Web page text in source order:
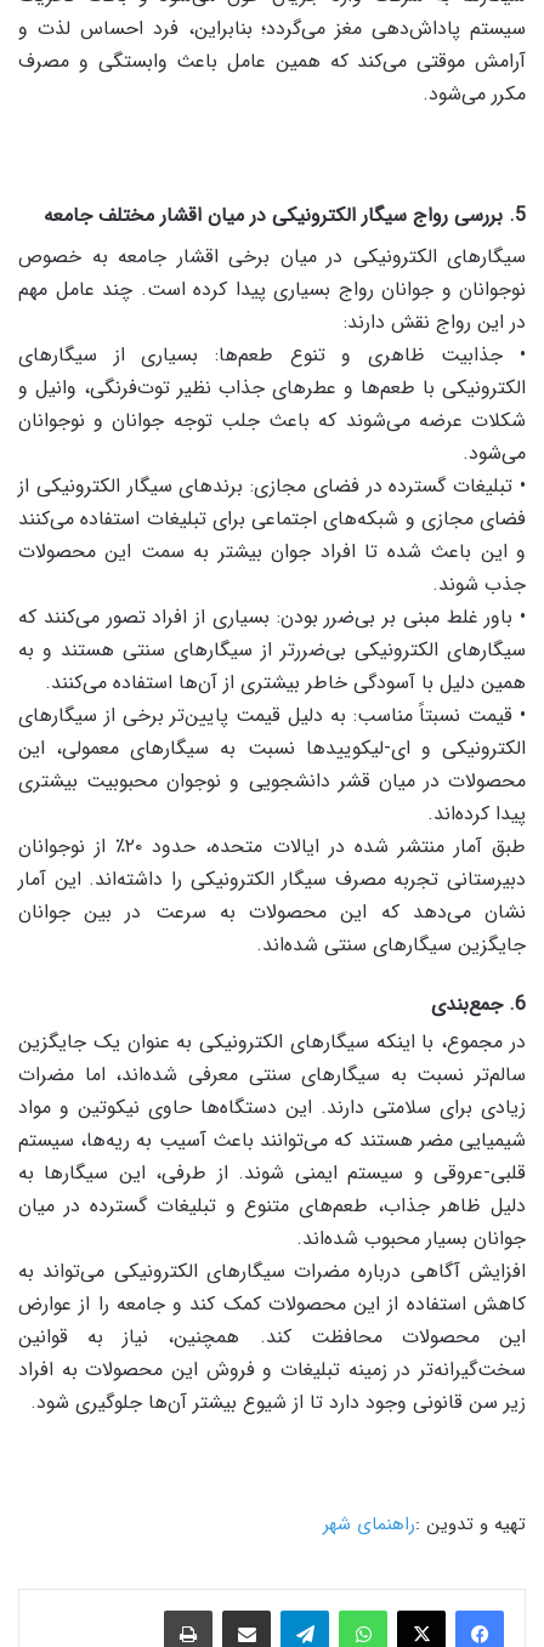
سیستم پاداش‌دهی مغز می‌گردد؛ بنابراین، فرد احساس لذت و
آرامش موقتی می‌کند که همین عامل باعث وابستگی و مصرف
مکرر می‌شود.
5. بررسی رواج سیگار الکترونیکی در میان اقشار مختلف جامعه
سیگارهای الکترونیکی در میان برخی اقشار جامعه به خصوص
نوجوانان و جوانان رواج بسیاری پیدا کرده است. چند عامل مهم
در این رواج نقش دارند:
• جذابیت ظاهری و تنوع طعم‌ها: بسیاری از سیگارهای
الکترونیکی با طعم‌ها و عطرهای جذاب نظیر توت‌فرنگی، وانیل و
شکلات عرضه می‌شوند که باعث جلب توجه جوانان و نوجوانان
می‌شود.
• تبلیغات گسترده در فضای مجازی: برندهای سیگار الکترونیکی از
فضای مجازی و شبکه‌های اجتماعی برای تبلیغات استفاده می‌کنند
و این باعث شده تا افراد جوان بیشتر به سمت این محصولات
جذب شوند.
• باور غلط مبنی بر بی‌ضرر بودن: بسیاری از افراد تصور می‌کنند که
سیگارهای الکترونیکی بی‌ضررتر از سیگارهای سنتی هستند و به
همین دلیل با آسودگی خاطر بیشتری از آن‌ها استفاده می‌کنند.
• قیمت نسبتاً مناسب: به دلیل قیمت پایین‌تر برخی از سیگارهای
الکترونیکی و ای-لیکوییدها نسبت به سیگارهای معمولی، این
محصولات در میان قشر دانشجویی و نوجوان محبوبیت بیشتری
پیدا کرده‌اند.
طبق آمار منتشر شده در ایالات متحده، حدود ۲۰٪ از نوجوانان
دبیرستانی تجربه مصرف سیگار الکترونیکی را داشته‌اند. این آمار
نشان می‌دهد که این محصولات به سرعت در بین جوانان
جایگزین سیگارهای سنتی شده‌اند.
6. جمع‌بندی
در مجموع، با اینکه سیگارهای الکترونیکی به عنوان یک جایگزین
سالم‌تر نسبت به سیگارهای سنتی معرفی شده‌اند، اما مضرات
زیادی برای سلامتی دارند. این دستگاه‌ها حاوی نیکوتین و مواد
شیمیایی مضر هستند که می‌توانند باعث آسیب به ریه‌ها، سیستم
قلبی-عروقی و سیستم ایمنی شوند. از طرفی، این سیگارها به
دلیل ظاهر جذاب، طعم‌های متنوع و تبلیغات گسترده در میان
جوانان بسیار محبوب شده‌اند.
افزایش آگاهی درباره مضرات سیگارهای الکترونیکی می‌تواند به
کاهش استفاده از این محصولات کمک کند و جامعه را از عوارض
این محصولات محافظت کند. همچنین، نیاز به قوانین
سخت‌گیرانه‌تر در زمینه تبلیغات و فروش این محصولات به افراد
زیر سن قانونی وجود دارد تا از شیوع بیشتر آن‌ها جلوگیری شود.
تهیه و تدوین :راهنمای شهر